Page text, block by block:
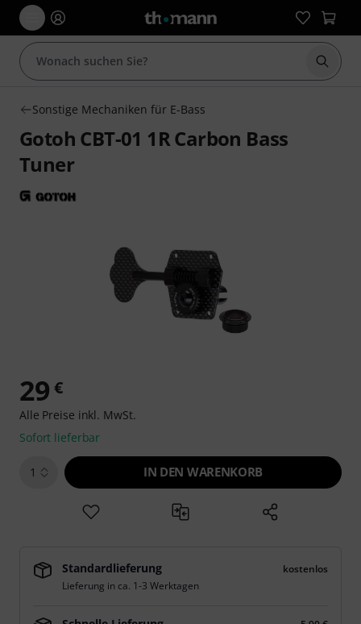
Suche
Sonstige Mechaniken für E-Bass
Gotoh CBT-01 1R Carbon Bass
Tuner
29 €
Alle Preise inkl. MwSt.
Sofort lieferbar
1 IN DEN WARENKORB
Standardlieferung
kostenlos
Lieferung in ca. 1-3 Werktagen